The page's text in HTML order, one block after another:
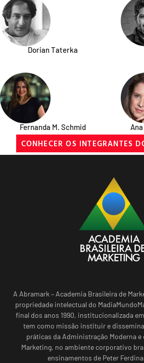
Dorian Taterka
Fernanda M. Schmid
CONHECER OS INTEGRANTES
A Abramark – Academia Brasileira de
propriedade intelectual do
final dos anos 1990, institucionalizada
tem como missão instituir e
práticas da Administração Moderna e
Marketing, no ambiente corporativo
ensinamentos de Peter